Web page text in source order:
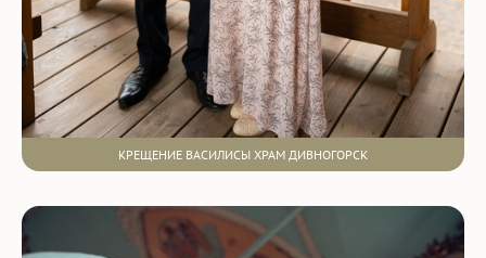
КРЕЩЕНИЕ ВАСИЛИСЫ ХРАМ ДИВНОГОРСК